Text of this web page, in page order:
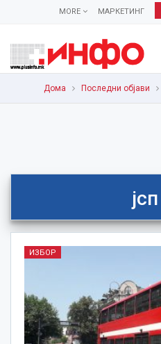
МАРКЕТИНГ
MORE
Дома Последни објави
јсп
ИЗБОР